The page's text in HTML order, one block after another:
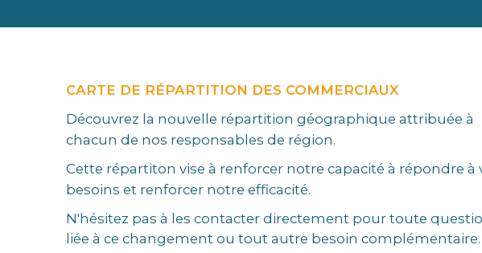
CARTE DE RÉPARTITION DES COMMERCIAUX
Découvrez la nouvelle répartition géographique attribuée à
chacun de nos responsables de région.
Cette répartiton vise à renforcer notre capacité à répondre à
besoins et renforcer notre efficacité.
N'hésitez pas à les contacter directement pour toute
liée à ce changement ou tout autre besoin complémentaire.